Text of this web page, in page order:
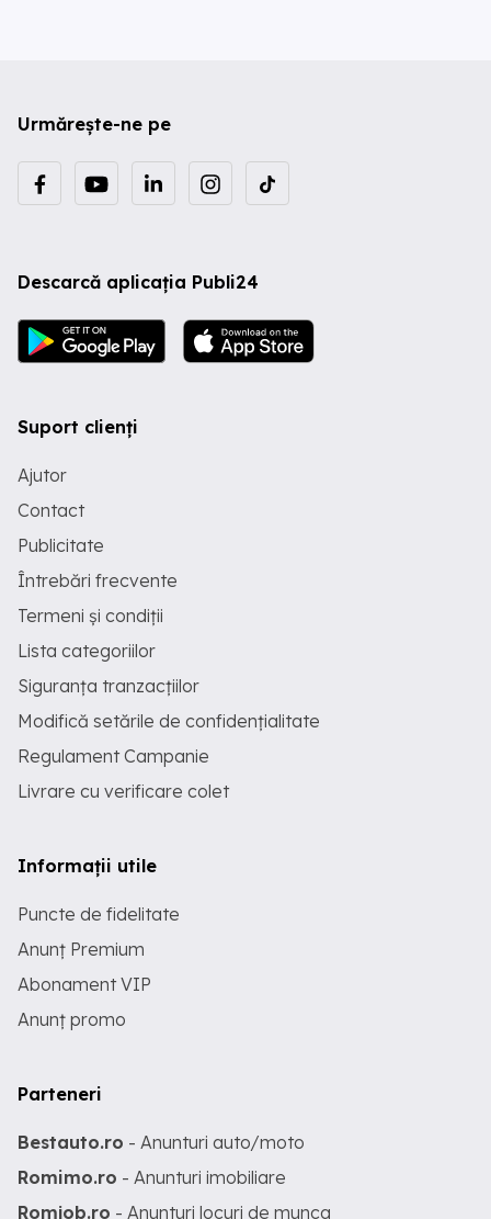
Urmărește-ne pe
Descarcă aplicația Publi24
Suport clienți
Ajutor
Contact
Publicitate
Întrebări frecvente
Termeni și condiții
Lista categoriilor
Siguranța tranzacțiilor
Modifică setările de confidențialitate
Regulament Campanie
Livrare cu verificare colet
Informații utile
Puncte de fidelitate
Anunț Premium
Abonament VIP
Anunț promo
Parteneri
Bestauto.ro - Anunturi auto/moto
Romimo.ro - Anunturi imobiliare
Romjob.ro - Anunturi locuri de munca